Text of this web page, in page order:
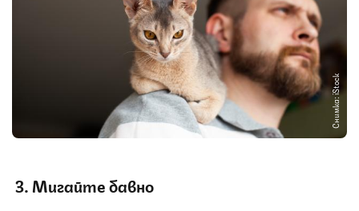
Снимка: iStock
3. Мигайте бавно